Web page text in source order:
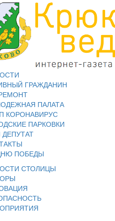
ГРАЖДАНИН
ПАЛАТА
КОРОНАВИРУС
ПАРКОВКИ
ПОБЕДЫ
СТОЛИЦЫ